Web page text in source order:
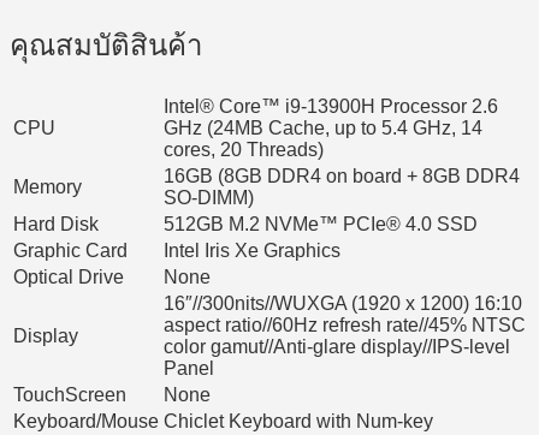
คุณสมบัติสินค้า
CPU
Intel® Core™ i9-13900H Processor 2.6
GHz (24MB Cache, up to 5.4 GHz, 14
cores, 20 Threads)
Memory
16GB (8GB DDR4 on board + 8GB DDR4
SO-DIMM)
Hard Disk
512GB M.2 NVMe™ PCIe® 4.0 SSD
Graphic Card
Intel Iris Xe Graphics
Optical Drive
None
Display
16″//300nits//WUXGA (1920 x 1200) 16:10
aspect ratio//60Hz refresh rate//45% NTSC
color gamut//Anti-glare display//IPS-level
Panel
TouchScreen
None
Keyboard/Mouse Chiclet Keyboard with Num-key